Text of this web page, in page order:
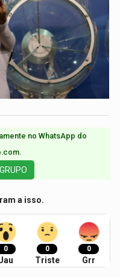
no WhatsApp do
a isso.
0 0
Triste
0
Grr